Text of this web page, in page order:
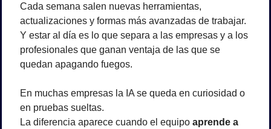
Cada semana salen nuevas herramientas,
actualizaciones y formas más avanzadas de trabajar.
Y estar al día es lo que separa a las empresas y a los
profesionales que ganan ventaja de las que se
quedan apagando fuegos.
En muchas empresas la IA se queda en curiosidad o
en pruebas sueltas.
La diferencia aparece cuando el equipo aprende a